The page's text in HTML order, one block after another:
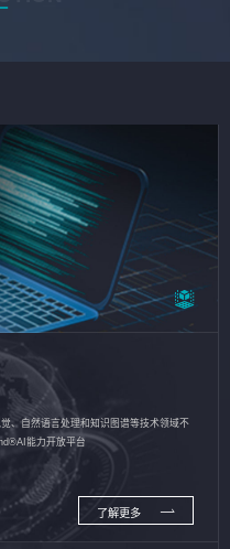
、自然语言处理和知识图谱等技术领域不
能力开放平台
了解更多